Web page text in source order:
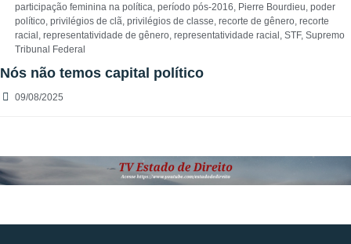
participação feminina na política, período pós-2016, Pierre Bourdieu, poder
político, privilégios de clã, privilégios de classe, recorte de gênero, recorte
racial , representatividade de gênero, representatividade racial , STF, Supremo
Tribunal Federal
Nós não temos capital político
09/08/2025